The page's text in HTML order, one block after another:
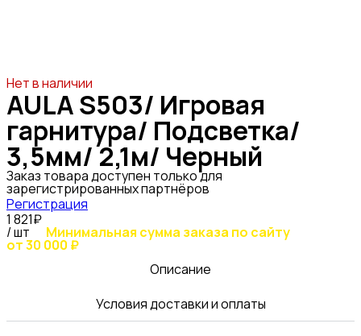
Нет в наличии
AULA S503/ Игровая
гарнитура/ Подсветка/
3,5мм/ 2,1м/ Черный
Заказ товара доступен только для
зарегистрированных партнёров
Регистрация
1 821₽
/ шт Минимальная сумма заказа по сайту
от 30 000 ₽
Описание
Условия доставки и оплаты